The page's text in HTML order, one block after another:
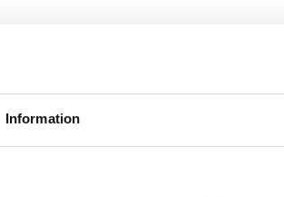
Information
paret”. Gäller hela sortimentet.
barn!
mellan västra och sydvästra entrén.